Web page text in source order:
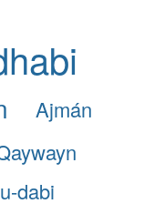
Ajmán
dabi